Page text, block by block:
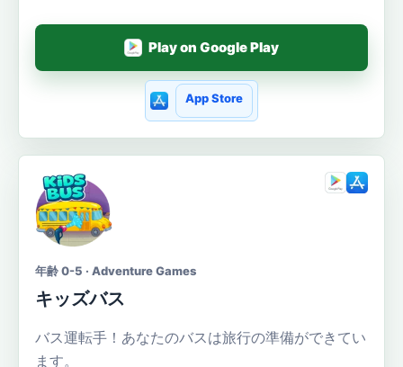
Play on Google Play
App Store
年齢 0-5 · Adventure Games
キッズバス
バス運転手！あなたのバスは旅行の準備ができてい
ます。